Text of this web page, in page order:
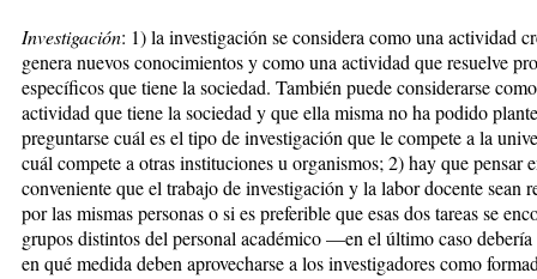
Investigación: 1) la investigación se considera como una actividad
genera nuevos conocimientos y como una actividad que resuelve
específicos que tiene la so­cie­dad. También puede considerarse
actividad que tiene la sociedad y que ella misma no ha podido
preguntarse cuál es el tipo de investigación que le compete a la
cuál compete a otras ins­ti­tu­cio­nes u organismos; 2) hay que pen­sar
conveniente que el trabajo de investigación y la labor do­cen­te sean
por las mismas per­so­nas o si es preferible que esas dos tareas se
grupos dis­tin­tos del personal académico —en el último caso debería
en qué medida deben aprovecharse a los in­ves­ti­gadores como